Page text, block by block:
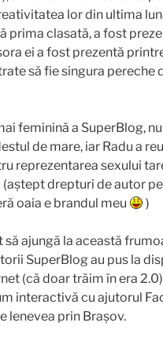
lor din ultima
prima clasată, a fost
ei a fost prezentă
să fie singura pereche
feminină a SuperBlog,
de mare, iar Radu a
reprezentarea sexului
drepturi de autor
oaia e brandul meu
)
să ajungă la această
SuperBlog au pus la
(că doar trăim în era
interactivă cu ajutorul
lenevea prin Brașov.